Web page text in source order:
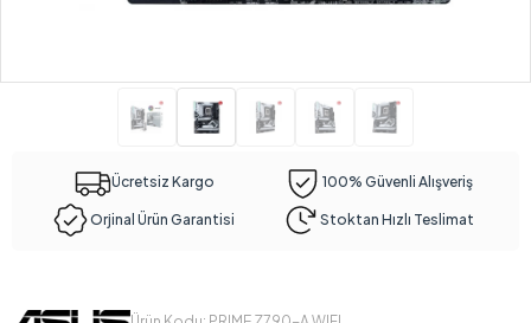
Ücretsiz Kargo 100% Güvenli Alışveriş
Orjinal Ürün Garantisi Stoktan Hızlı Teslimat